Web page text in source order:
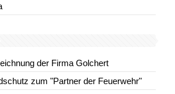
der Firma Golchert
zum "Partner der Feuerwehr"